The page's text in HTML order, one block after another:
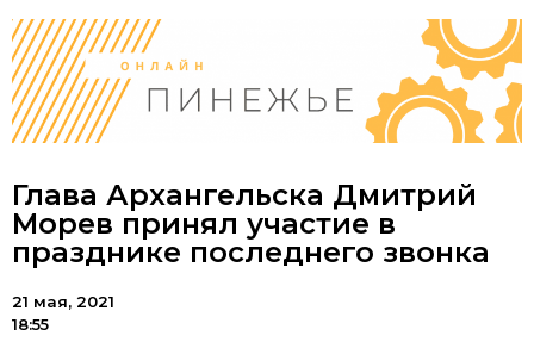
Глава Архангельска Дмитрий
Морев принял участие в
празднике последнего звонка
21 мая, 2021
18:55